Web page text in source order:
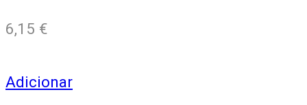
6,15 €
Adicionar